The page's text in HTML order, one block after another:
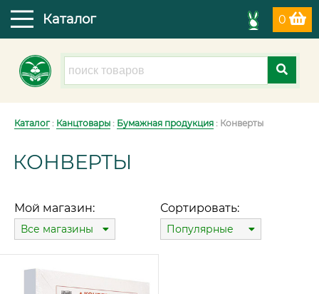
0
Каталог
Каталог: Канцтовары : Бумажная продукция : Конверты
КОНВЕРТЫ
Мой магазин:
Все магазины
Сортировать:
Популярные